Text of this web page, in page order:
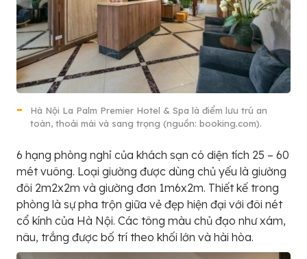
Hà Nội La Palm Premier Hotel & Spa là điểm lưu trú an
toàn, thoải mái và sang trọng (nguồn: booking.com).
6 hạng phòng nghỉ của khách sạn có diện tích 25 – 60
mét vuông. Loại giường được dùng chủ yếu là giường
đôi 2m2x2m và giường đơn 1m6x2m. Thiết kế trong
phòng là sự pha trộn giữa vẻ đẹp hiện đại với đôi nét
cổ kính của Hà Nội. Các tông màu chủ đạo như xám,
nâu, trắng được bố trí theo khối lớn và hài hòa.